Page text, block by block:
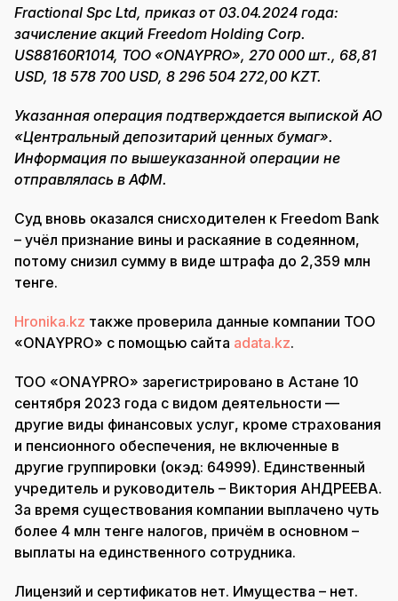
Fractional Spc Ltd, приказ от 03.04.2024 года:
зачисление акций Freedom Holding Corp.
US88160R1014, ТОО «ONAYPRO», 270 000 шт., 68,81
USD, 18 578 700 USD, 8 296 504 272,00 KZT.
Указанная операция подтверждается выпиской АО
«Центральный депозитарий ценных бумаг».
Информация по вышеуказанной операции не
отправлялась в АФМ.
Суд вновь оказался снисходителен к Freedom Bank
– учёл признание вины и раскаяние в содеянном,
потому снизил сумму в виде штрафа до 2,359 млн
тенге.
Hronika.kz также проверила данные компании ТОО
«ONAYPRO» с помощью сайта adata.kz.
ТОО «ONAYPRO» зарегистрировано в Астане 10
сентября 2023 года с видом деятельности —
другие виды финансовых услуг, кроме страхования
и пенсионного обеспечения, не включенные в
другие группировки (окэд: 64999). Единственный
учредитель и руководитель – Виктория АНДРЕЕВА.
За время существования компании выплачено чуть
более 4 млн тенге налогов, причём в основном –
выплаты на единственного сотрудника.
Лицензий и сертификатов нет. Имущества – нет.